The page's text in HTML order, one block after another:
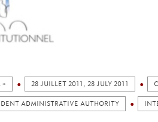
+ 28 JUILLET 2011, 28 JULY 2011
ADMINISTRATIVE AUTHORITY